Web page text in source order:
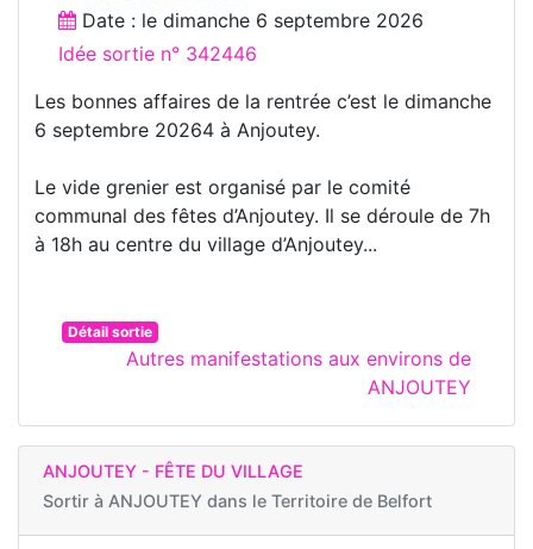
Date : le dimanche 6 septembre 2026
Idée sortie n° 342446
Les bonnes affaires de la rentrée c’est le dimanche
6 septembre 20264 à Anjoutey.
Le vide grenier est organisé par le comité
communal des fêtes d’Anjoutey. Il se déroule de 7h
à 18h au centre du village d’Anjoutey...
Détail sortie
Autres manifestations aux environs de
ANJOUTEY
ANJOUTEY - FÊTE DU VILLAGE
Sortir à ANJOUTEY dans le Territoire de Belfort